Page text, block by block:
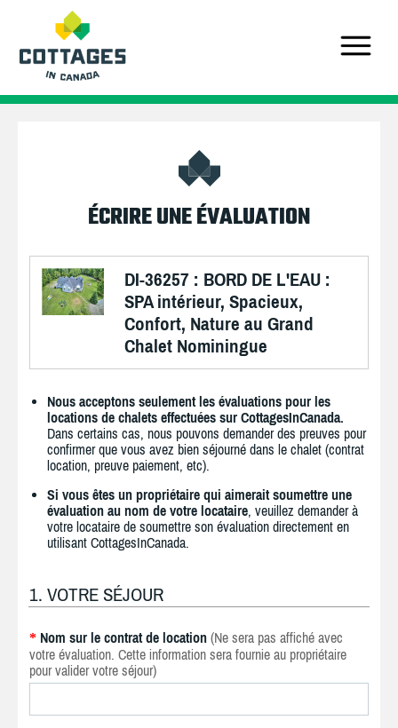
ÉCRIRE UNE ÉVALUATION
DI-36257 : BORD DE L'EAU :
SPA intérieur, Spacieux,
Confort, Nature au Grand
Chalet Nominingue
Nous acceptons seulement les évaluations pour les
locations de chalets effectuées sur CottagesInCanada.
Dans certains cas, nous pouvons demander des preuves pour
confirmer que vous avez bien séjourné dans le chalet (contrat
location, preuve paiement, etc).
Si vous êtes un propriétaire qui aimerait soumettre une
évaluation au nom de votre locataire, veuillez demander à
votre locataire de soumettre son évaluation directement en
utilisant CottagesInCanada.
1. VOTRE SÉJOUR
* Nom sur le contrat de location (Ne sera pas affiché avec
votre évaluation. Cette information sera fournie au propriétaire
pour valider votre séjour)